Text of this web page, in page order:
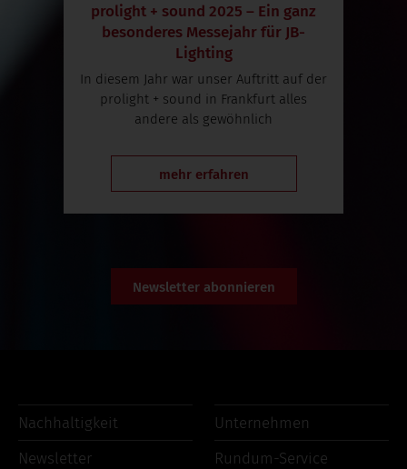
prolight + sound 2025 – Ein ganz
besonderes Messejahr für JB-
Lighting
In diesem Jahr war unser Auftritt auf der
prolight + sound in Frankfurt alles
andere als gewöhnlich
mehr erfahren
Newsletter abonnieren
Nachhaltigkeit
Unternehmen
Newsletter
Rundum-Service